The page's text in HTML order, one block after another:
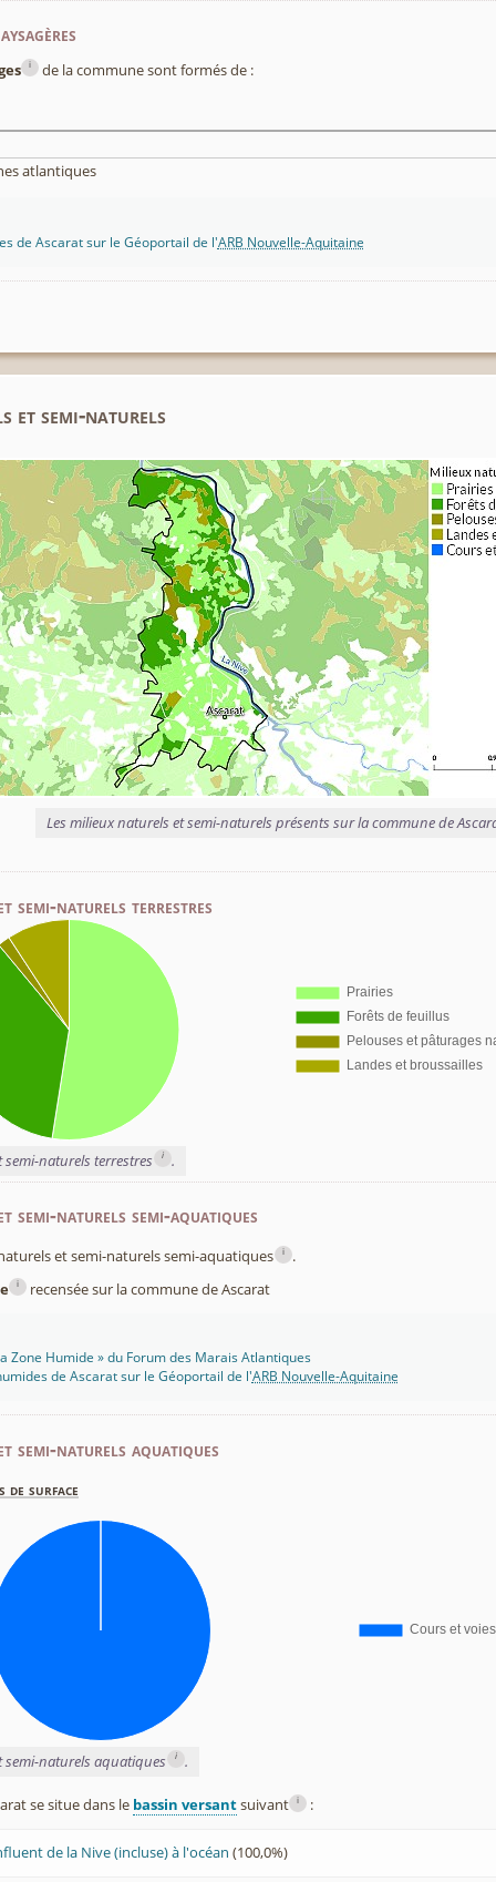
i de la commune sont formés de :
atlantiques
de Ascarat sur le Géoportail de l'ARB Nouvelle-Aquitaine
et semi-naturels
Les milieux naturels et semi-naturels présents sur la commune de
semi-naturels terrestres
semi-naturels terrestres i .
naturels semi-aquatiques
et semi-naturels semi-aquatiques i
.
i recensée sur la commune de Ascarat
Zone Humide » du Forum des Marais Atlantiques
de Ascarat sur le Géoportail de l'ARB Nouvelle-Aquitaine
semi-naturels aquatiques
de surface
semi-naturels aquatiques i .
se situe dans le bassin versantsuivant i :
de la Nive (incluse) à l'océan (100,0%)